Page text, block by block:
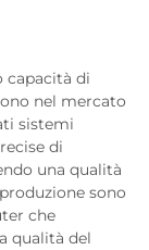
capacità di
nel mercato
sistemi
di
una qualità
sono
che
qualità del